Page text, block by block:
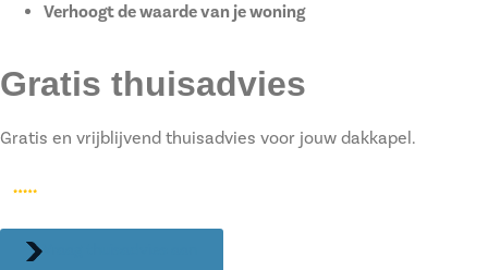
Verhoogt de waarde van je woning
Gratis thuisadvies
Gratis en vrijblijvend thuisadvies voor jouw dakkapel.